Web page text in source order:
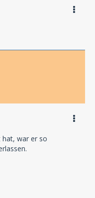
hat, war er so